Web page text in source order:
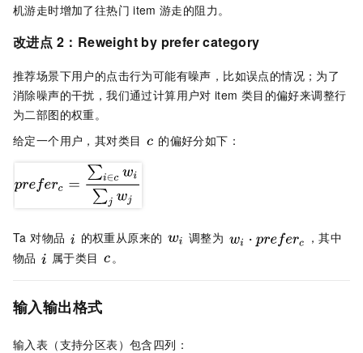
机游走时增加了往热门 item 游走的阻力。
改进点 2：Reweight by prefer category
推荐场景下用户的点击行为可能有噪声，比如误点的情况；为了
消除噪声的干扰，我们通过计算用户对 item 类目的偏好来调整行
为二部图的权重。
给定一个用户，其对类目
的偏好分如下：
Ta 对物品 的权重从原来的 调整为
，其中
物品
属于类目 。
输入输出格式
输入表（支持分区表）包含四列：